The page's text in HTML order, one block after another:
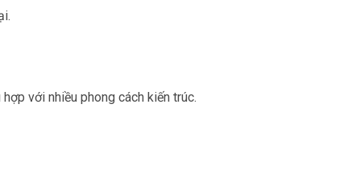
với nhiều phong cách kiến trúc.